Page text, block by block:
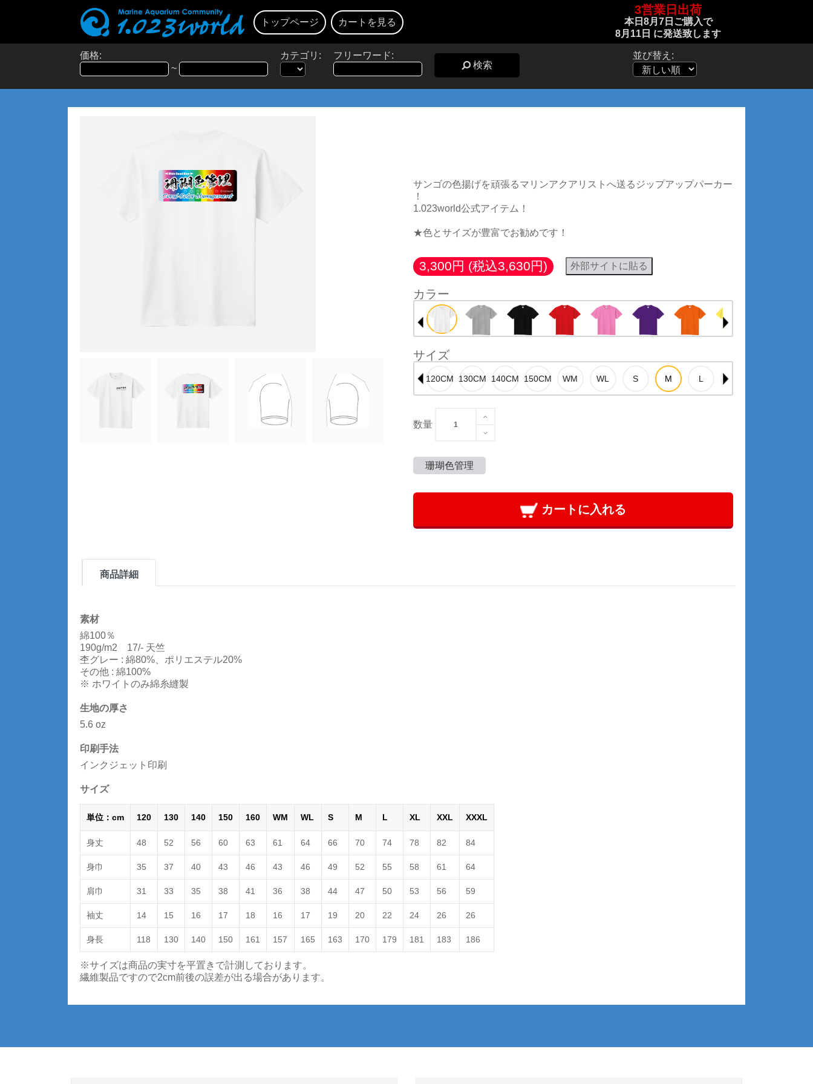
トップページ カートを見る
3営業日出荷
本日 8月7日 ご購入で
8月11日 に発送致します
価格:
~
カテゴリ:
フリーワード:
検索
並び替え:
サンゴの色揚げを頑張るマリンアクアリストへ送るジップアップパーカー
！
1.023world公式アイテム！
★色とサイズが豊富でお勧めです！
3,300円 (税込3,630円) 外部サイトに貼る
カラー
サイズ
数量
珊瑚色管理
カートに入れる
商品詳細
素材
綿100％
190g/m2 17/- 天竺
杢グレー : 綿80%、ポリエステル20%
その他 : 綿100%
※ ホワイトのみ綿糸縫製
生地の厚さ
5.6 oz
印刷手法
インクジェット印刷
サイズ
単位：cm 120 130 140 150 160 WM WL S M L XL XXL XXXL
身丈 48 52 56 60 63 61 64 66 70 74 78 82 84
身巾 35 37 40 43 46 43 46 49 52 55 58 61 64
肩巾 31 33 35 38 41 36 38 44 47 50 53 56 59
袖丈 14 15 16 17 18 16 17 19 20 22 24 26 26
身長 118 130 140 150 161 157 165 163 170 179 181 183 186
※サイズは商品の実寸を平置きで計測しております。
繊維製品ですので2cm前後の誤差が出る場合があります。